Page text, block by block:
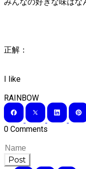
正解：
I like
RAINBOW
0 Comments
Post